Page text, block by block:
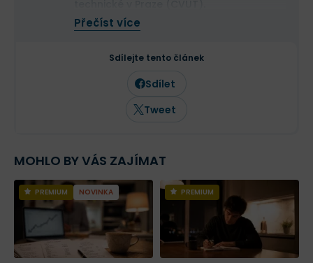
Ve své investiční strategii kombinuje
aktivní i pasivní přístup a zaměřuje se
společnosti a value investice. Ve svých
článcích se věnuje investičním
strategiím, psychologii investování a
analýze jednotlivých akcií.
Přečíst více
Sdílejte tento článek
Sdílet
Tweet
MOHLO BY VÁS ZAJÍMAT
PREMIUM NOVINKA PREMIUM